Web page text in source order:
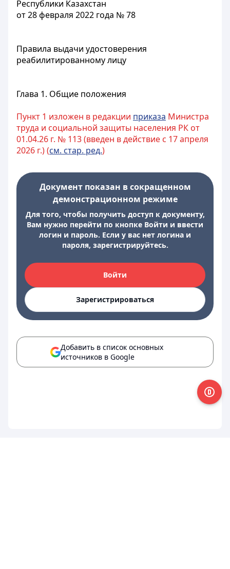
Республики Казахстан
от 28 февраля 2022 года № 78
Правила выдачи удостоверения
реабилитированному лицу
Глава 1. Общие положения
Пункт 1 изложен в редакции приказа Министра
труда и социальной защиты населения РК от
01.04.26 г. № 113 (введен в действие с 17 апреля
2026 г.) (см. стар. ред.)
Документ показан в сокращенном
демонстрационном режиме
Для того, чтобы получить доступ к документу,
Вам нужно перейти по кнопке Войти и ввести
логин и пароль. Если у вас нет логина и
пароля, зарегистрируйтесь.
Войти
Зарегистрироваться
Добавить в список основных
источников в Google